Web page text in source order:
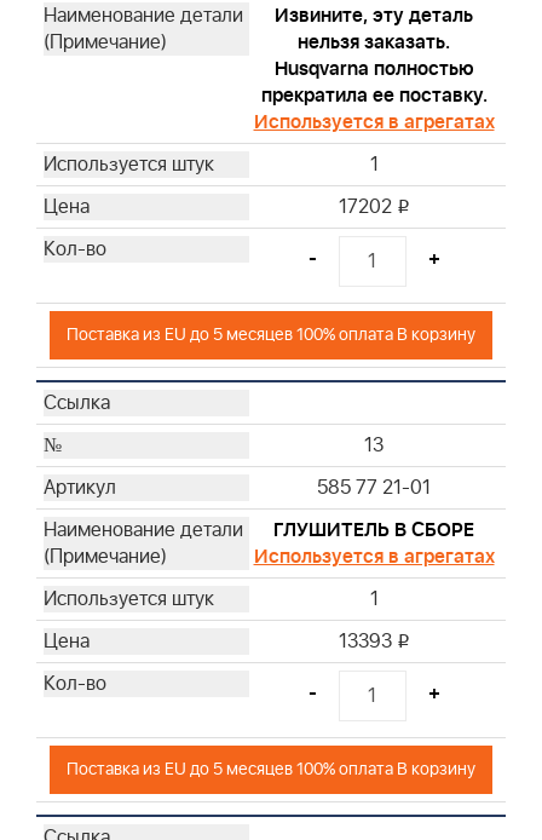
Извините, эту деталь
нельзя заказать.
Husqvarna полностью
прекратила ее поставку.
Используется в агрегатах
1
17202 i
- +
Поставка из EU до 5 месяцев 100% оплата В корзину
13
585 77 21-01
ГЛУШИТЕЛЬ В СБОРЕ
Используется в агрегатах
1
13393 i
- +
Поставка из EU до 5 месяцев 100% оплата В корзину